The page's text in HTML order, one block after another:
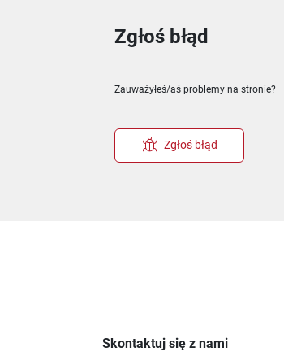
Zgłoś błąd
Zauważyłeś/aś problemy na stronie?
Zgłoś błąd
Skontaktuj się z nami